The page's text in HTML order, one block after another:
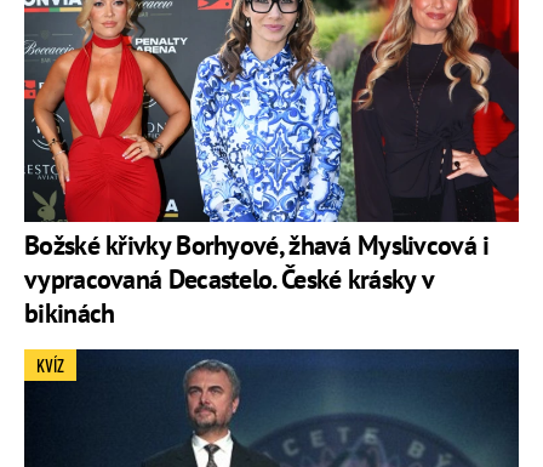
Božské křivky Borhyové, žhavá Myslivcová i
vypracovaná Decastelo. České krásky v
bikinách
KVÍZ